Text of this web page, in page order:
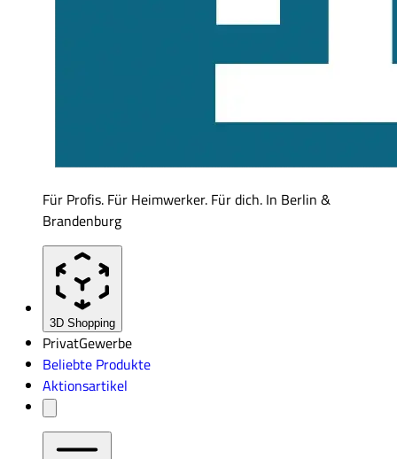
Für Profis. Für Heimwerker. Für dich. In Berlin &
Brandenburg
3D Shopping
PrivatGewerbe
Beliebte Produkte
Aktionsartikel